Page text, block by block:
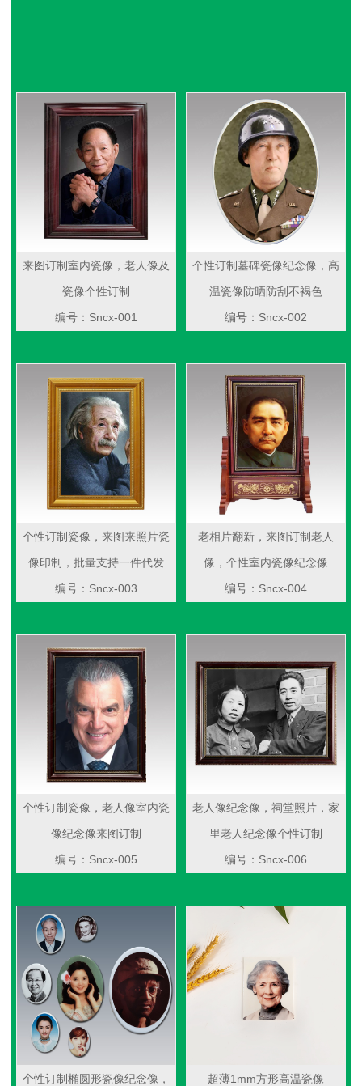
来图订制室内瓷像，老人像及
瓷像个性订制
编号：Sncx-001
个性订制墓碑瓷像纪念像，高
温瓷像防晒防刮不褐色
编号：Sncx-002
个性订制瓷像，来图来照片瓷
像印制，批量支持一件代发
编号：Sncx-003
老相片翻新，来图订制老人
像，个性室内瓷像纪念像
编号：Sncx-004
个性订制瓷像，老人像室内瓷
像纪念像来图订制
编号：Sncx-005
老人像纪念像，祠堂照片，家
里老人纪念像个性订制
编号：Sncx-006
个性订制椭圆形瓷像纪念像，
超薄1mm方形高温瓷像